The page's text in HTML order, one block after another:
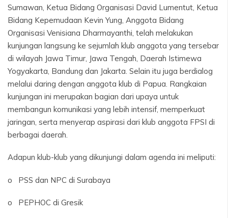
Sumawan, Ketua Bidang Organisasi David Lumentut, Ketua
Bidang Kepemudaan Kevin Yung, Anggota Bidang
Organisasi Venisiana Dharmayanthi, telah melakukan
kunjungan langsung ke sejumlah klub anggota yang tersebar
di wilayah Jawa Timur, Jawa Tengah, Daerah Istimewa
Yogyakarta, Bandung dan Jakarta. Selain itu juga berdialog
melalui daring dengan anggota klub di Papua. Rangkaian
kunjungan ini merupakan bagian dari upaya untuk
membangun komunikasi yang lebih intensif, memperkuat
jaringan, serta menyerap aspirasi dari klub anggota FPSI di
berbagai daerah.
Adapun klub-klub yang dikunjungi dalam agenda ini meliputi:
o PSS dan NPC di Surabaya
o PEPHOC di Gresik